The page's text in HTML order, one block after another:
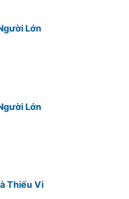
Lớn
Lớn
Thiếu Vi